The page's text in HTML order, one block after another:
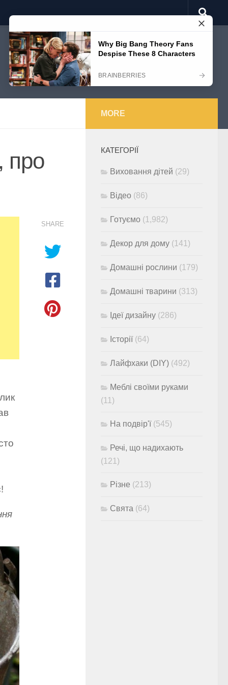
про
SHARE
MORE
КАТЕГОРІЇ
Виховання дітей (29)
Відео (86)
Готуємо (1,982)
Декор для дому (141)
Домашні рослини (179)
Домашні тварини (313)
Ідеї дизайну (286)
Історії(64)
Лайфхаки (DIY) (492)
Меблі своїми руками
(11)
На подвір'ї(545)
Речі, що надихають
(121)
Різне (213)
Свята (64)